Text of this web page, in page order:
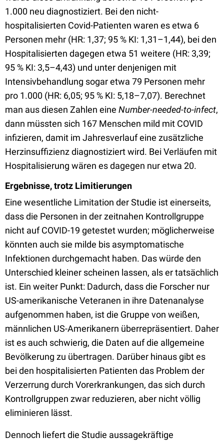
1.000 neu diagnostiziert. Bei den nicht-
hospitalisierten Covid-Patienten waren es etwa 6
Personen mehr (HR: 1,37; 95 % KI: 1,31–1,44), bei den
Hospitalisierten dagegen etwa 51 weitere (HR: 3,39;
95 % KI: 3,5–4,43) und unter denjenigen mit
Intensivbehandlung sogar etwa 79 Personen mehr
pro 1.000 (HR: 6,05; 95 % KI: 5,18–7,07). Berechnet
man aus diesen Zahlen eine Number-needed-to-infect,
dann müssten sich 167 Menschen mild mit COVID
infizieren, damit im Jahresverlauf eine zusätzliche
Herzinsuffizienz diagnostiziert wird. Bei Verläufen mit
Hospitalisierung wären es dagegen nur etwa 20.
Ergebnisse, trotz Limitierungen
Eine wesentliche Limitation der Studie ist einerseits,
dass die Personen in der zeitnahen Kontrollgruppe
nicht auf COVID-19 getestet wurden; möglicherweise
könnten auch sie milde bis asymptomatische
Infektionen durchgemacht haben. Das würde den
Unterschied kleiner scheinen lassen, als er tatsächlich
ist. Ein weiter Punkt: Dadurch, dass die Forscher nur
US-amerikanische Veteranen in ihre Datenanalyse
aufgenommen haben, ist die Gruppe von weißen,
männlichen US-Amerikanern überrepräsentiert. Daher
ist es auch schwierig, die Daten auf die allgemeine
Bevölkerung zu übertragen. Darüber hinaus gibt es
bei den hospitalisierten Patienten das Problem der
Verzerrung durch Vorerkrankungen, das sich durch
Kontrollgruppen zwar reduzieren, aber nicht völlig
eliminieren lässt.
Dennoch liefert die Studie aussagekräftige